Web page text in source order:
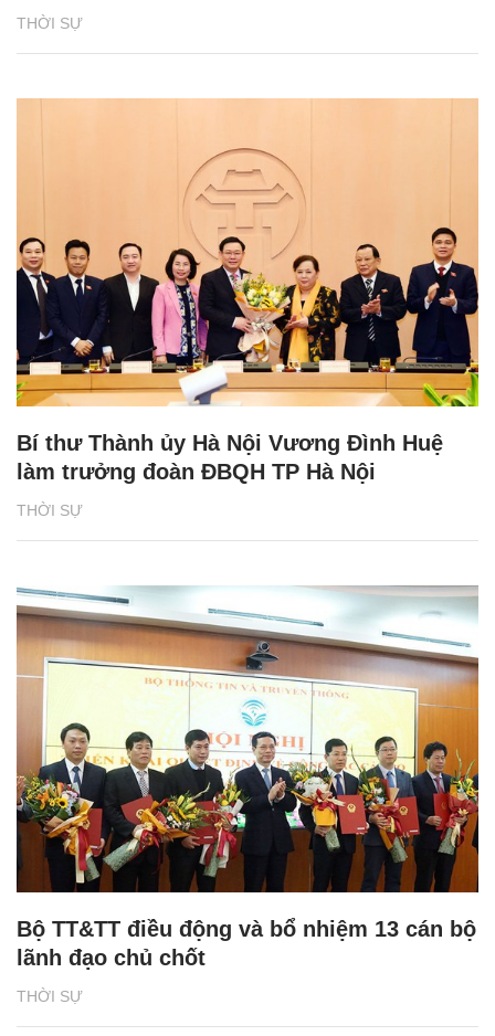
THỜI SỰ
THỜI SỰ
Bí thư Thành ủy Hà Nội Vương Đình Huệ
làm trưởng đoàn ĐBQH TP Hà Nội
THỜI SỰ
Bộ TT&TT điều động và bổ nhiệm 13 cán bộ
lãnh đạo chủ chốt